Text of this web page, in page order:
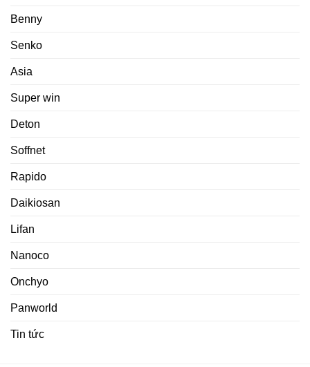
Benny
Senko
Asia
Super win
Deton
Soffnet
Rapido
Daikiosan
Lifan
Nanoco
Onchyo
Panworld
Tin tức